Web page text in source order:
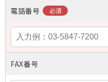
電話番号
FAX番号